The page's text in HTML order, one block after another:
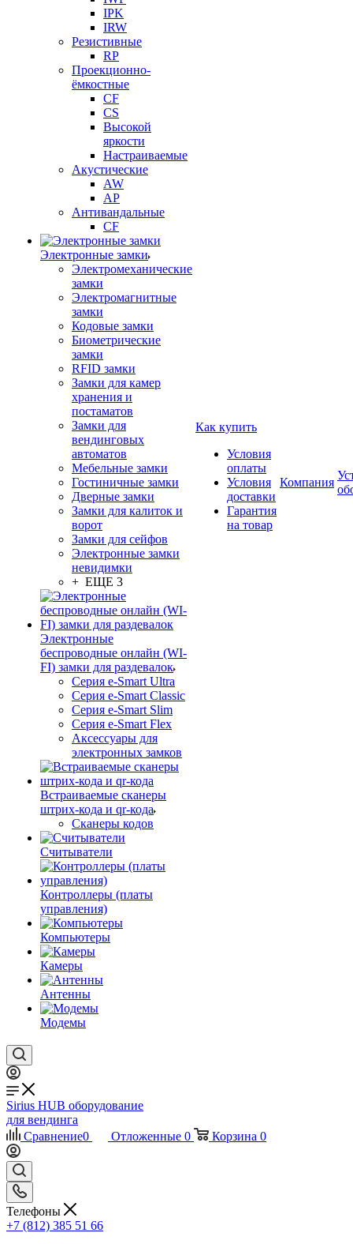
IPK
IRW
Резистивные
RP
Проекционно-
ёмкостные
CF
CS
Высокой
яркости
Настраиваемые
Акустические
AW
AP
Антивандальные
CF
Электронные замки
Электромеханические
замки
Электромагнитные
замки
Кодовые замки
Биометрические
замки
RFID замки
Замки для камер
хранения и
постаматов
Замки для
вендинговых
автоматов
Мебельные замки
Гостиничные замки
Дверные замки
Замки для калиток и
ворот
Замки для сейфов
Электронные замки
невидимки
+ ЕЩЕ 3
Электронные
беспроводные онлайн (WI-
FI) замки для раздевалок
Серия e-Smart Ultra
Серия e-Smart Classic
Серия e-Smart Slim
Серия e-Smart Flex
Аксессуары для
электронных замков
Встраиваемые сканеры
штрих-кода и qr-кода
Сканеры кодов
Считыватели
Контроллеры (платы
управления)
Компьютеры
Камеры
Антенны
Модемы
Как купить
Условия
оплаты
Условия
доставки
Гарантия
на товар
Компания
Sirius HUB оборудование
для вендинга
Сравнение0 Отложенные 0 Корзина 0
Телефоны
+7 (812) 385 51 66